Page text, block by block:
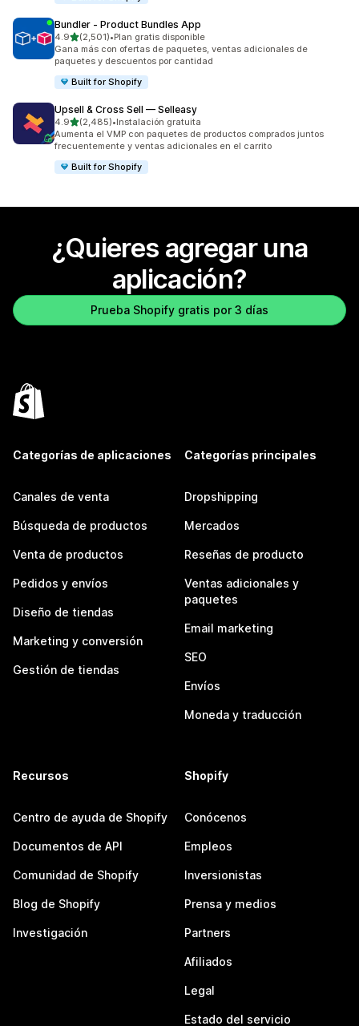
Bundler ‑ Product Bundles App
4.9de 5 estrellas
(2,501)
2501 reseñas en total
•Plan gratis disponible
Gana más con ofertas de paquetes, ventas adicionales de
paquetes y descuentos por cantidad
Built for Shopify
Upsell & Cross Sell — Selleasy
4.9de 5 estrellas
(2,485)
2485 reseñas en total
•Instalación gratuita
Aumenta el VMP con paquetes de productos comprados juntos
frecuentemente y ventas adicionales en el carrito
Built for Shopify
¿Quieres agregar una
aplicación?
Prueba Shopify gratis por 3 días
Categorías de aplicaciones
Canales de venta
Búsqueda de productos
Venta de productos
Pedidos y envíos
Diseño de tiendas
Marketing y conversión
Gestión de tiendas
Categorías principales
Dropshipping
Mercados
Reseñas de producto
Ventas adicionales y
paquetes
Email marketing
SEO
Envíos
Moneda y traducción
Recursos
Centro de ayuda de Shopify
Documentos de API
Comunidad de Shopify
Blog de Shopify
Investigación
Shopify
Conócenos
Empleos
Inversionistas
Prensa y medios
Partners
Afiliados
Legal
Estado del servicio